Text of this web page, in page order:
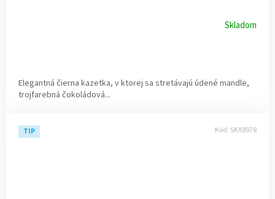
Skladom
Elegantná čierna kazetka, v ktorej sa stretávajú údené mandle,
trojfarebná čokoládová...
TIP Kód: SKX8978